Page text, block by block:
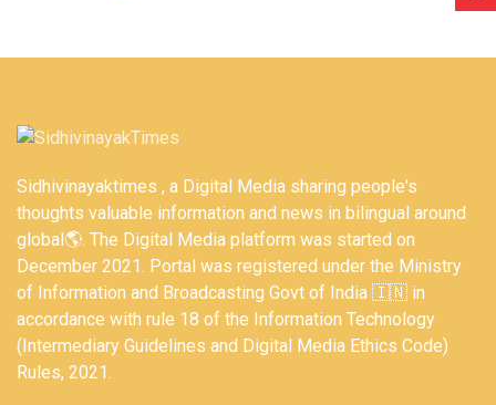
Sidhivinayaktimes , a Digital Media sharing people's
thoughts valuable information and news in bilingual around
global🌎. The Digital Media platform was started on
December 2021. Portal was registered under the Ministry
of Information and Broadcasting Govt of India 🇮🇳 in
accordance with rule 18 of the Information Technology
(Intermediary Guidelines and Digital Media Ethics Code)
Rules, 2021.